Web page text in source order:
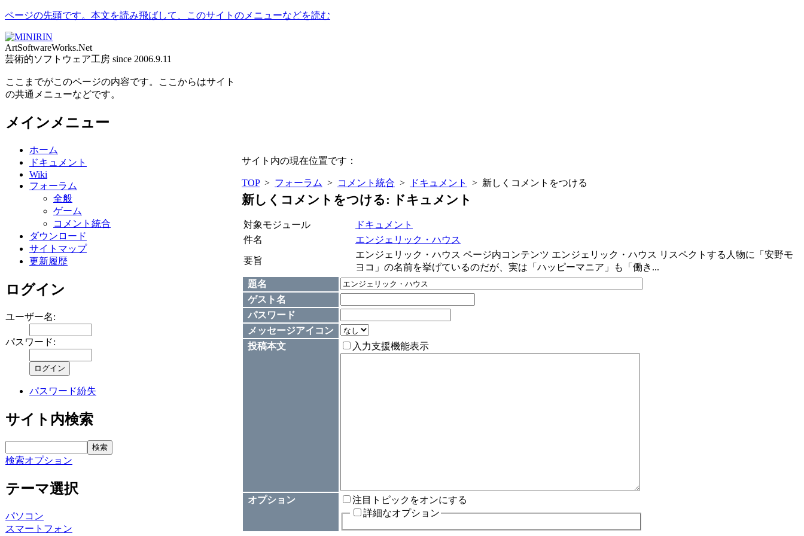
ページの先頭です。本文を読み飛ばして、このサイトのメニューなどを読む
ArtSoftwareWorks.Net
芸術的ソフトウェア工房 since 2006.9.11
ここまでがこのページの内容です。ここからはサイト
の共通メニューなどです。
メインメニュー
ホーム
ドキュメント
Wiki
フォーラム
全般
ゲーム
コメント統合
ダウンロード
サイトマップ
更新履歴
ログイン
ユーザー名:
パスワード:
パスワード紛失
サイト内検索
検索オプション
テーマ選択
パソコン
スマートフォン
サイト内の現在位置です：
TOP> フォーラム > コメント統合 > ドキュメント > 新しくコメントをつける
新しくコメントをつける: ドキュメント
対象モジュール
ドキュメント
件名
エンジェリック・ハウス
要旨
エンジェリック・ハウス ページ内コンテンツ エンジェリック・ハウス リスペクトする人物に「安野モ
ヨコ」の名前を挙げているのだが、実は「ハッピーマニア」も「働き...
題名
ゲスト名
パスワード
メッセージアイコン
投稿本文
入力支援機能表示
オプション
注目トピックをオンにする
詳細なオプション